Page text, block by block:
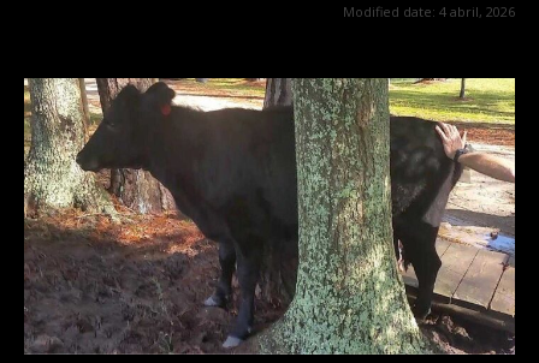
Modified date: 4 abril, 2026